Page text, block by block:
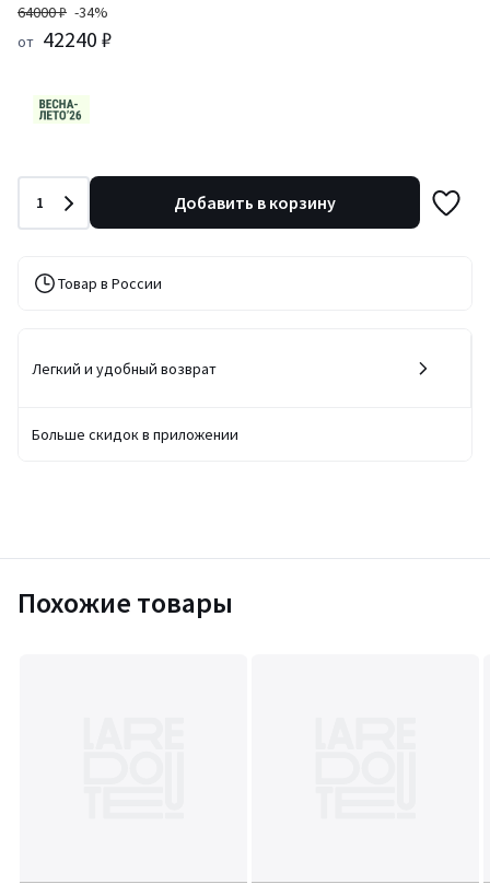
64000 ₽ -34%
от 42240 ₽
Количество
1 Добавить в корзину
Товар в России
Легкий и удобный возврат
Больше скидок в приложении
Похожие товары